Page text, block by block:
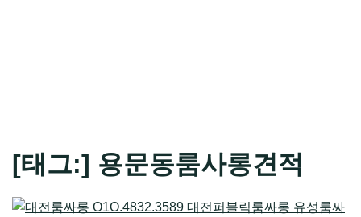
[태그:] 용문동룸사롱견적